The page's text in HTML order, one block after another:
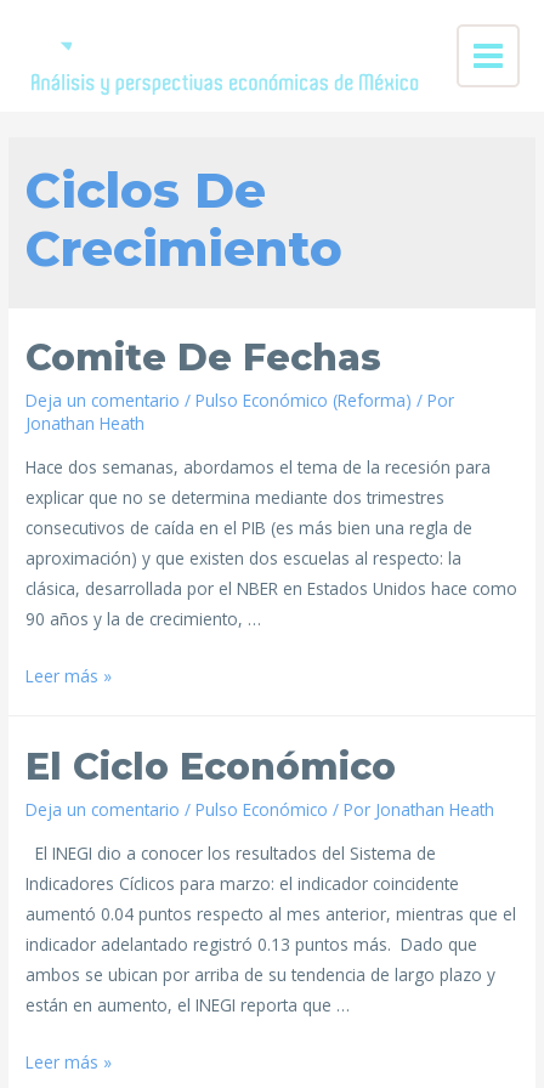
Ciclos De
Crecimiento
Comite De Fechas
Deja un comentario /Pulso Económico (Reforma) / Por
Jonathan Heath
Hace dos semanas, abordamos el tema de la recesión para
explicar que no se determina mediante dos trimestres
consecutivos de caída en el PIB (es más bien una regla de
aproximación) y que existen dos escuelas al respecto: la
clásica, desarrollada por el NBER en Estados Unidos hace como
90 años y la de crecimiento, …
Leer más »
El Ciclo Económico
Deja un comentario /Pulso Económico / Por Jonathan Heath
El INEGI dio a conocer los resultados del Sistema de
Indicadores Cíclicos para marzo: el indicador coincidente
aumentó 0.04 puntos respecto al mes anterior, mientras que el
indicador adelantado registró 0.13 puntos más. Dado que
ambos se ubican por arriba de su tendencia de largo plazo y
están en aumento, el INEGI reporta que …
Leer más »